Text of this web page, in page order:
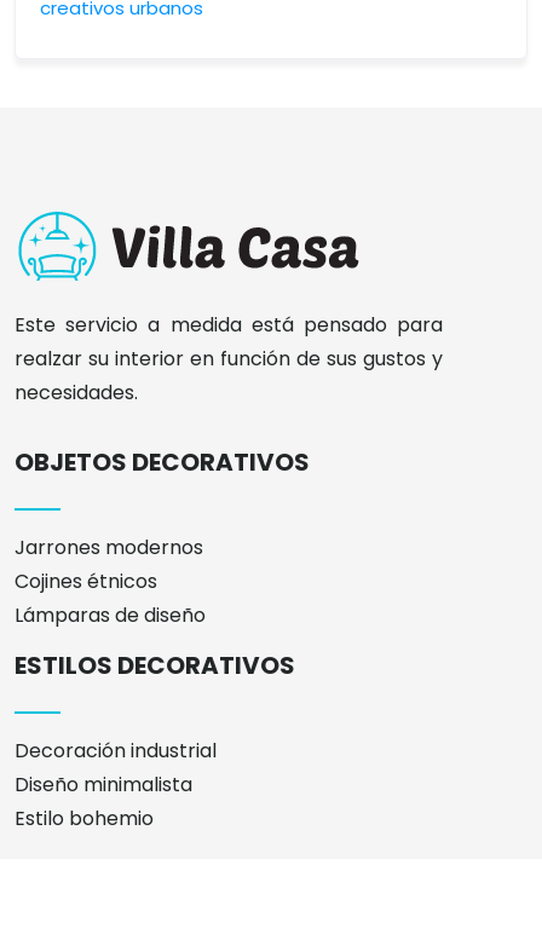
creativos urbanos
Este servicio a medida está pensado para
realzar su interior en función de sus gustos y
necesidades.
OBJETOS DECORATIVOS
Jarrones modernos
Cojines étnicos
Lámparas de diseño
ESTILOS DECORATIVOS
Decoración industrial
Diseño minimalista
Estilo bohemio